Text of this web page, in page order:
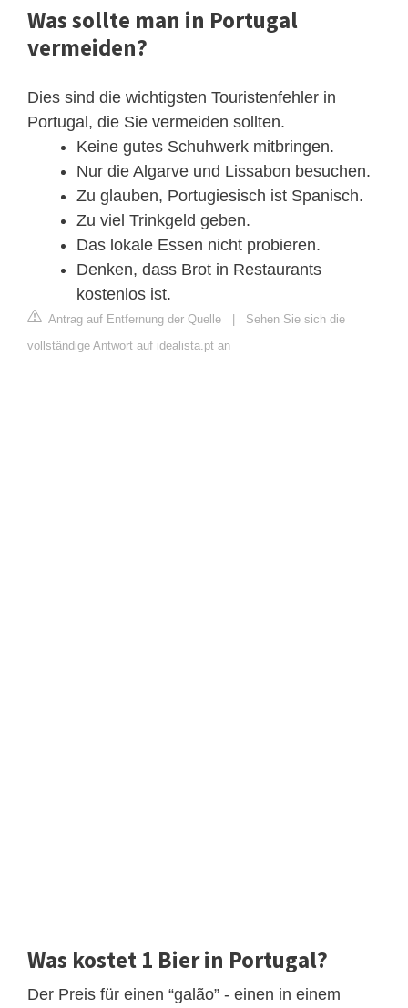
Was sollte man in Portugal
vermeiden?
Dies sind die wichtigsten Touristenfehler in
Portugal, die Sie vermeiden sollten.
Keine gutes Schuhwerk mitbringen.
Nur die Algarve und Lissabon besuchen.
Zu glauben, Portugiesisch ist Spanisch.
Zu viel Trinkgeld geben.
Das lokale Essen nicht probieren.
Denken, dass Brot in Restaurants
kostenlos ist.
Antrag auf Entfernung der Quelle | Sehen Sie sich die
vollständige Antwort auf idealista.pt an
Was kostet 1 Bier in Portugal?
Der Preis für einen “galão” - einen in einem